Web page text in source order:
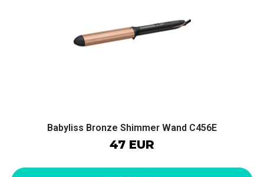
Babyliss Bronze Shimmer Wand C456E
47 EUR